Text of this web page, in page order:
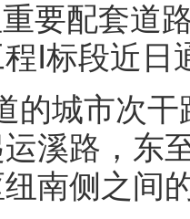
要配套道
Ⅰ标段近日
的城市次
溪路，东
南侧之间